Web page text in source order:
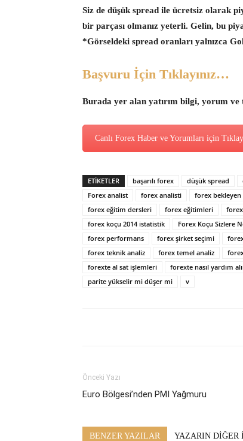
Siz de düşük spread ile ücretsiz olarak
bir parçası olmanız yeterli. Gelin, bu
*Görseldeki spread oranları yalnızca
Başvuru İçin Tıklayınız…
Burada yer alan yatırım bilgi, yorum ve
Canlı Forex Haber ve Yorumları için
ETİKETLER başarılı forex düşük spread
Forex analist
forex analisti forex
forex eğitim dersleri
forex eğitimleri
forex koçu 2014 istatistik
Forex Koçu Sizlere
forex performans
forex şirket seçimi
forex teknik analiz
forex temel analiz
forexte al sat işlemleri
forexte nasıl yardım
parite yükselir mi düşer mi
v
Önceki Yazı
Euro Bölgesi’nden PMI Yağmuru
BENZER YAZILAR YAZARIN DİĞER